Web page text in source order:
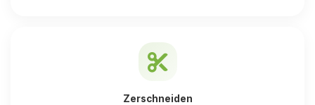
Zerschneiden